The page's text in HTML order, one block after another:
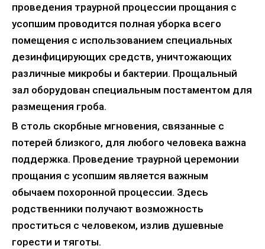
проведения траурной процессии прощания с
усопшим проводится полная уборка всего
помещения с использованием специальных
дезинфицирующих средств, уничтожающих
различные микробы и бактерии. Прощальный
зал оборудован специальным постаментом для
размещения гроба.
В столь скорбные мгновения, связанные с
потерей близкого, для любого человека важна
поддержка. Проведение траурной церемонии
прощания с усопшим является важным
обычаем похоронной процессии. Здесь
родственники получают возможность
проститься с человеком, излив душевные
горести и тяготы.